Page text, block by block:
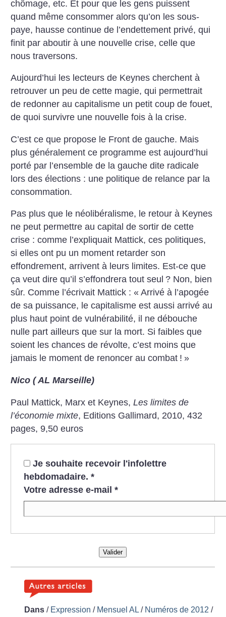
chômage, etc. Et pour que les gens puissent
quand même consommer alors qu’on les sous-
paye, hausse continue de l’endettement privé, qui
finit par aboutir à une nouvelle crise, celle que
nous traversons.
Aujourd’hui les lecteurs de Keynes cherchent à
retrouver un peu de cette magie, qui permettrait
de redonner au capitalisme un petit coup de fouet,
de quoi survivre une nouvelle fois à la crise.
C’est ce que propose le Front de gauche. Mais
plus généralement ce programme est aujourd’hui
porté par l’ensemble de la gauche dite radicale
lors des élections : une politique de relance par la
consommation.
Pas plus que le néolibéralisme, le retour à Keynes
ne peut permettre au capital de sortir de cette
crise : comme l’expliquait Mattick, ces politiques,
si elles ont pu un moment retarder son
effondrement, arrivent à leurs limites. Est-ce que
ça veut dire qu’il s’effondrera tout seul ? Non, bien
sûr. Comme l’écrivait Mattick : « Arrivé à l’apogée
de sa puissance, le capitalisme est aussi arrivé au
plus haut point de vulnérabilité, il ne débouche
nulle part ailleurs que sur la mort. Si faibles que
soient les chances de révolte, c’est moins que
jamais le moment de renoncer au combat ! »
Nico ( AL Marseille)
Paul Mattick, Marx et Keynes,Les limites de
l’économie mixte, Editions Gallimard, 2010, 432
pages, 9,50 euros
Je souhaite recevoir l'infolettre
hebdomadaire. *
Votre adresse e-mail *
Valider
Dans / Expression / Mensuel AL / Numéros de 2012 /